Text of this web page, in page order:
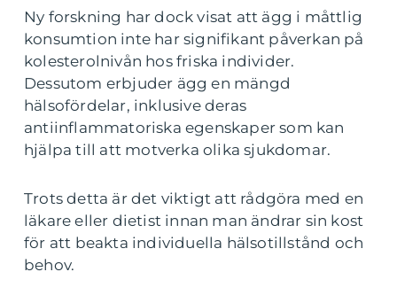
Ny forskning har dock visat att ägg i måttlig
konsumtion inte har signifikant påverkan på
kolesterolnivån hos friska individer.
Dessutom erbjuder ägg en mängd
hälsofördelar, inklusive deras
antiinflammatoriska egenskaper som kan
hjälpa till att motverka olika sjukdomar.
Trots detta är det viktigt att rådgöra med en
läkare eller dietist innan man ändrar sin kost
för att beakta individuella hälsotillstånd och
behov.